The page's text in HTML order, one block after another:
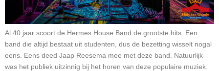
Al 40 jaar scoort de Hermes House Band de grootste hits. Een
band die altijd bestaat uit studenten, dus de bezetting wisselt nogal
eens. Eens deed Jaap Reesema mee met deze band. Natuurlijk
was het publiek uitzinnig bij het horen van deze populaire muziek.